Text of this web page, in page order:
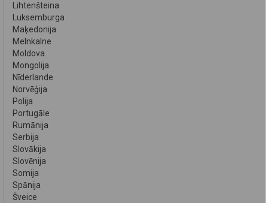
Lihtenšteina
Luksemburga
Maķedonija
Melnkalne
Moldova
Mongolija
Nīderlande
Norvēģija
Polija
Portugāle
Rumānija
Serbija
Slovākija
Slovēnija
Somija
Spānija
Šveice